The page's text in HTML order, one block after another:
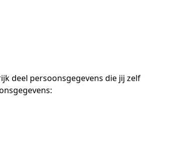
deel persoonsgegevens die jij zelf